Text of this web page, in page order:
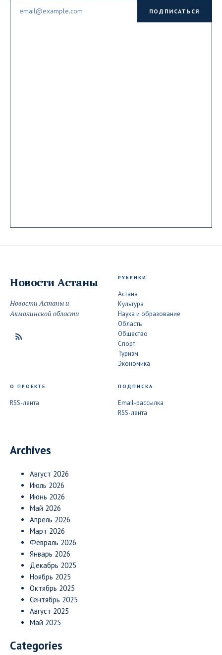
ПОДПИСАТЬСЯ
Новости Астаны
Новости Астаны и
Акмолинской области
РУБРИКИ
Астана
Культура
Наука и образование
Область
Общество
Спорт
Туризм
Экономика
О ПРОЕКТЕ
RSS-лента
ПОДПИСКА
Email-рассылка
RSS-лента
Archives
Август 2026
Июль 2026
Июнь 2026
Май 2026
Апрель 2026
Март 2026
Февраль 2026
Январь 2026
Декабрь 2025
Ноябрь 2025
Октябрь 2025
Сентябрь 2025
Август 2025
Май 2025
Categories